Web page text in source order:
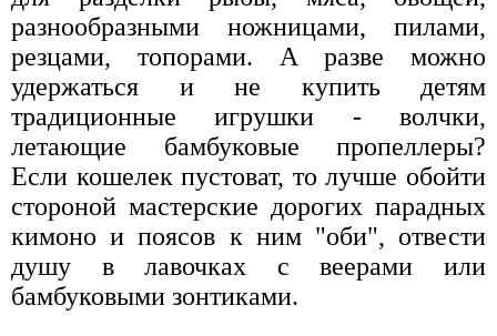
разнообразными ножницами, пилами,
резцами, топорами. А разве можно
удержаться и не купить детям
традиционные игрушки - волчки,
летающие бамбуковые пропеллеры?
Если кошелек пустоват, то лучше обойти
стороной мастерские дорогих парадных
кимоно и поясов к ним "оби", отвести
душу в лавочках с веерами или
бамбуковыми зонтиками.